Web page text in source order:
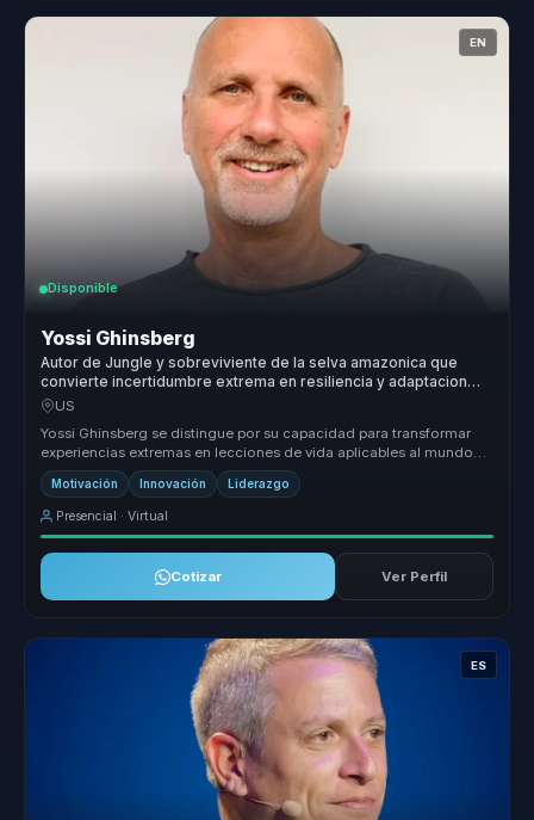
EN
Disponible
Yossi Ghinsberg
Autor de Jungle y sobreviviente de la selva amazonica que
convierte incertidumbre extrema en resiliencia y adaptacion
para equipos.
US
Yossi Ghinsberg se distingue por su capacidad para transformar
experiencias extremas en lecciones de vida aplicables al mundo
corporativo...
Motivación Innovación Liderazgo
Presencial · Virtual
Cotizar Ver Perfil
ES